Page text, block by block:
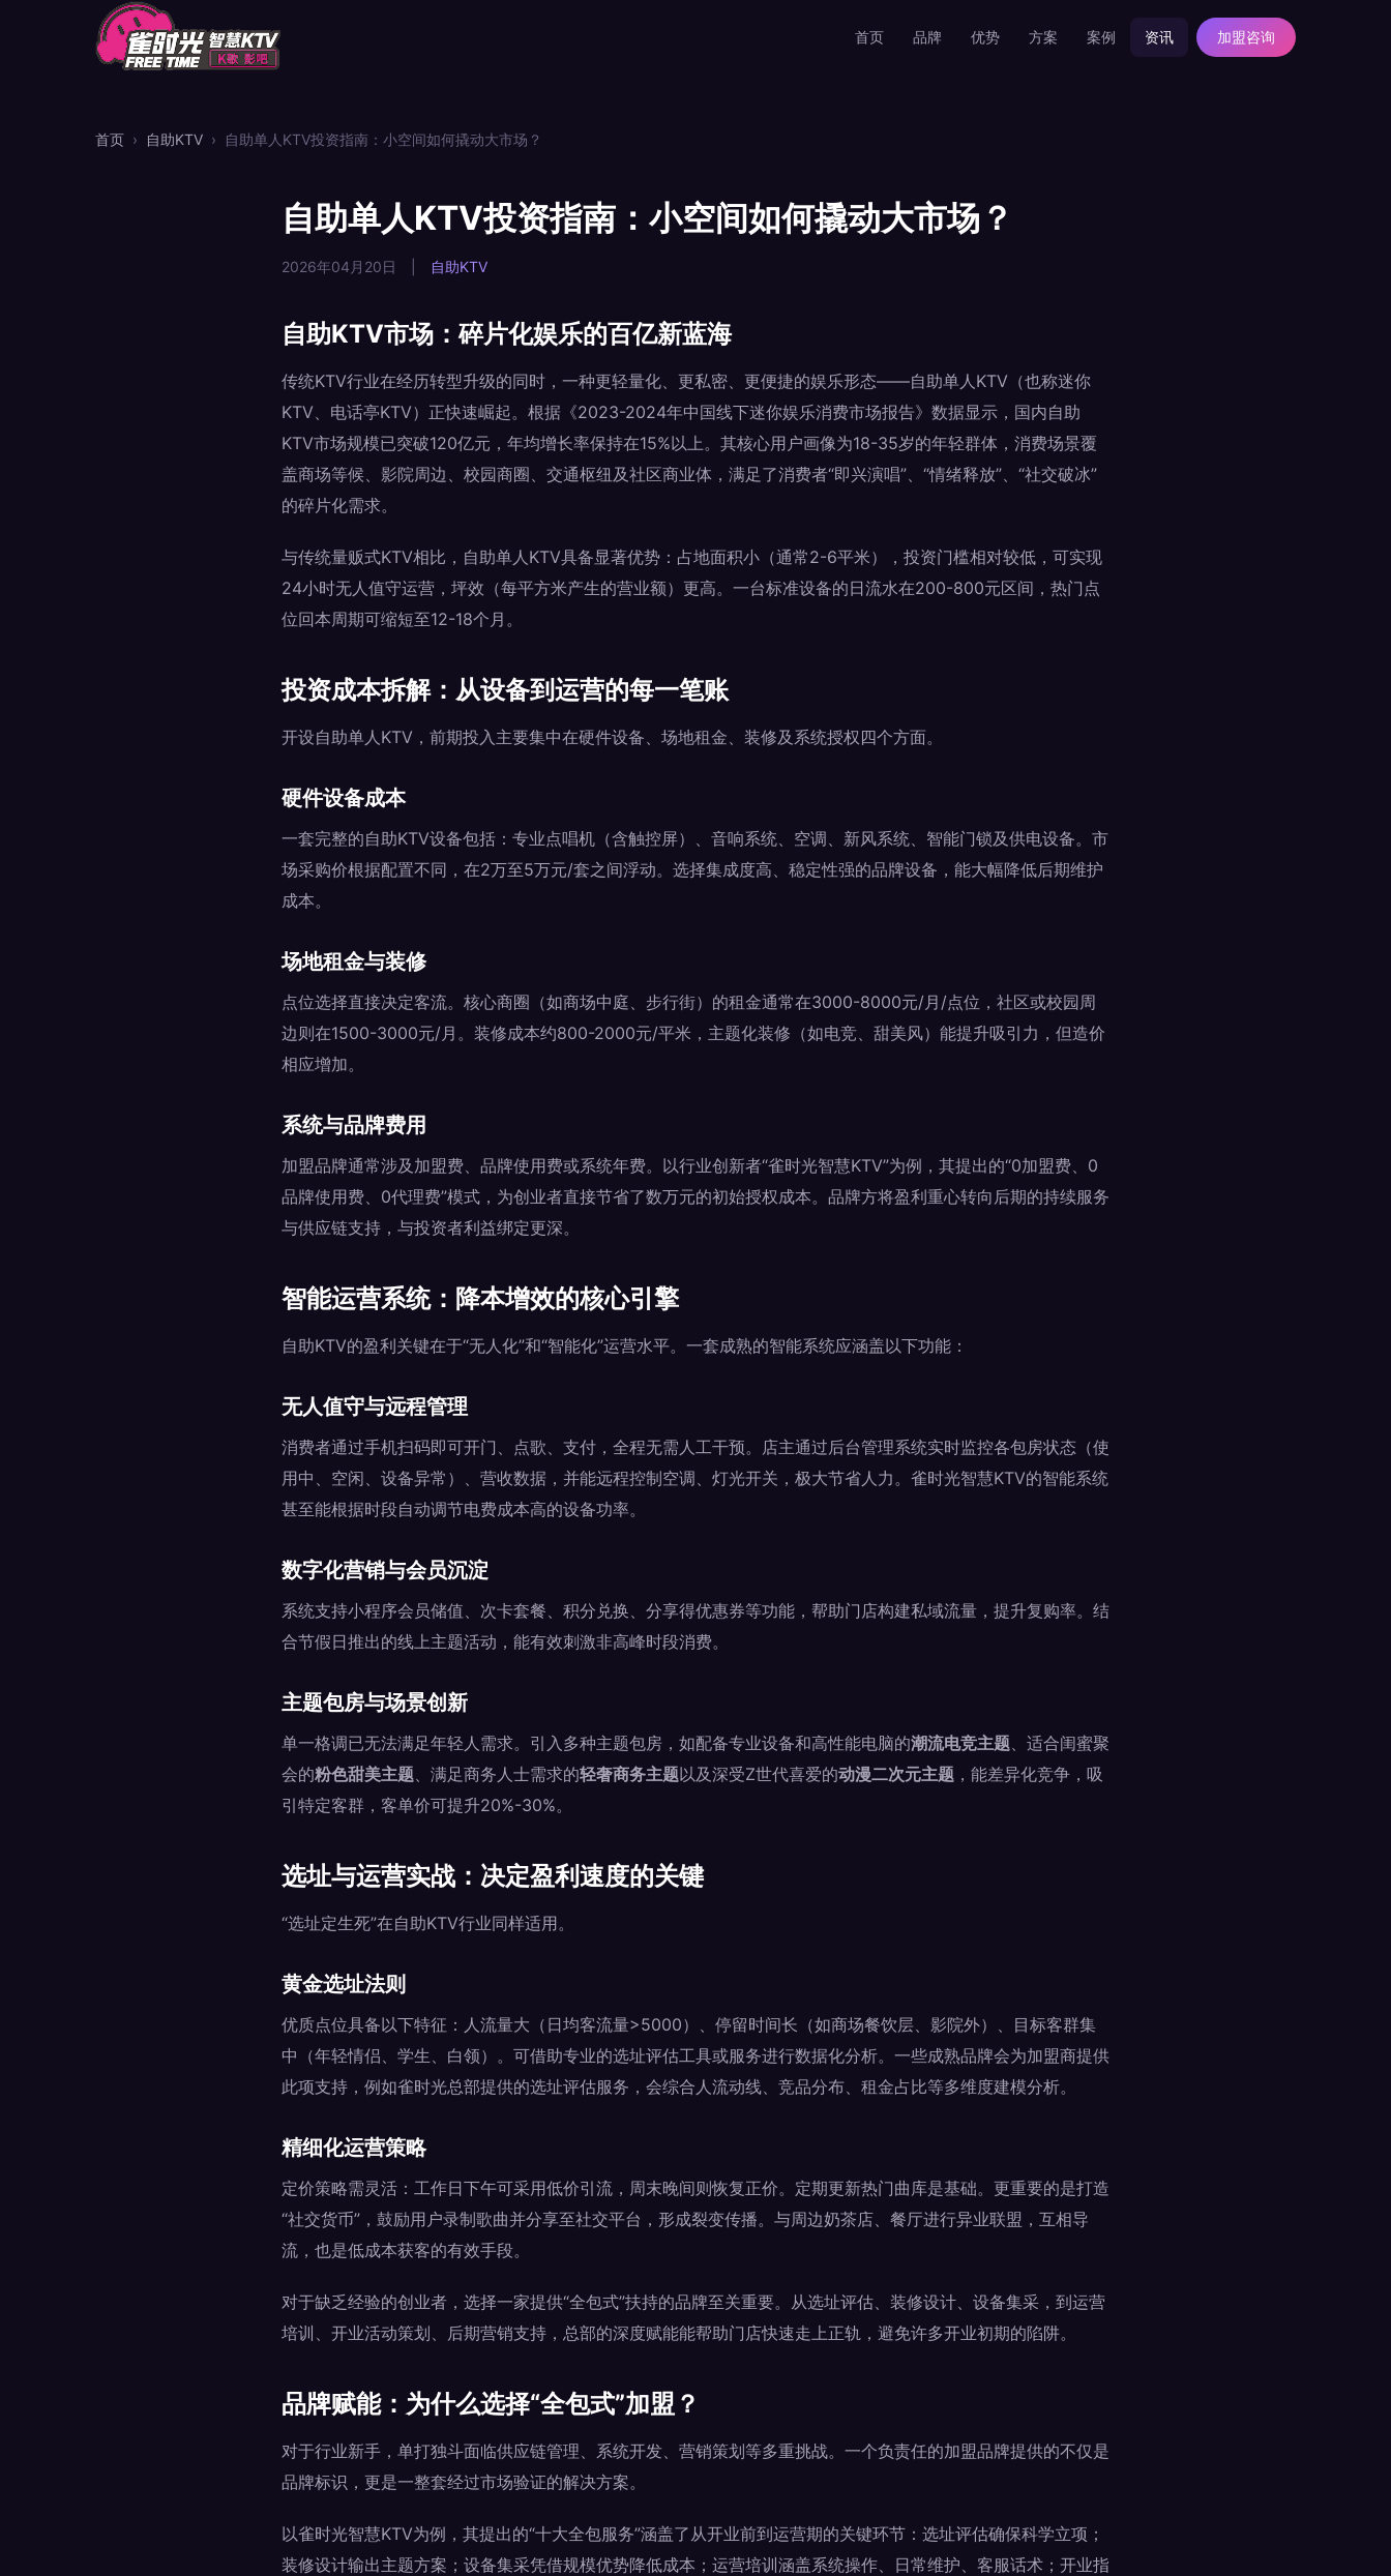
首页 品牌 优势 方案 案例 资讯 加盟咨询
首页 › 自助KTV › 自助单人KTV投资指南：小空间如何撬动大市场？
自助单人KTV投资指南：小空间如何撬动大市场？
2026年04月20日 自助KTV
自助KTV市场：碎片化娱乐的百亿新蓝海
传统KTV行业在经历转型升级的同时，一种更轻量化、更私密、更便捷的娱乐形态——自助单人KTV（也称迷你
KTV、电话亭KTV）正快速崛起。根据《2023-2024年中国线下迷你娱乐消费市场报告》数据显示，国内自助
KTV市场规模已突破120亿元，年均增长率保持在15%以上。其核心用户画像为18-35岁的年轻群体，消费场景覆
盖商场等候、影院周边、校园商圈、交通枢纽及社区商业体，满足了消费者“即兴演唱”、“情绪释放”、“社交破冰”
的碎片化需求。
与传统量贩式KTV相比，自助单人KTV具备显著优势：占地面积小（通常2-6平米），投资门槛相对较低，可实现
24小时无人值守运营，坪效（每平方米产生的营业额）更高。一台标准设备的日流水在200-800元区间，热门点
位回本周期可缩短至12-18个月。
投资成本拆解：从设备到运营的每一笔账
开设自助单人KTV，前期投入主要集中在硬件设备、场地租金、装修及系统授权四个方面。
硬件设备成本
一套完整的自助KTV设备包括：专业点唱机（含触控屏）、音响系统、空调、新风系统、智能门锁及供电设备。市
场采购价根据配置不同，在2万至5万元/套之间浮动。选择集成度高、稳定性强的品牌设备，能大幅降低后期维护
成本。
场地租金与装修
点位选择直接决定客流。核心商圈（如商场中庭、步行街）的租金通常在3000-8000元/月/点位，社区或校园周
边则在1500-3000元/月。装修成本约800-2000元/平米，主题化装修（如电竞、甜美风）能提升吸引力，但造价
相应增加。
系统与品牌费用
加盟品牌通常涉及加盟费、品牌使用费或系统年费。以行业创新者“雀时光智慧KTV”为例，其提出的“0加盟费、0
品牌使用费、0代理费”模式，为创业者直接节省了数万元的初始授权成本。品牌方将盈利重心转向后期的持续服务
与供应链支持，与投资者利益绑定更深。
智能运营系统：降本增效的核心引擎
自助KTV的盈利关键在于“无人化”和“智能化”运营水平。一套成熟的智能系统应涵盖以下功能：
无人值守与远程管理
消费者通过手机扫码即可开门、点歌、支付，全程无需人工干预。店主通过后台管理系统实时监控各包房状态（使
用中、空闲、设备异常）、营收数据，并能远程控制空调、灯光开关，极大节省人力。雀时光智慧KTV的智能系统
甚至能根据时段自动调节电费成本高的设备功率。
数字化营销与会员沉淀
系统支持小程序会员储值、次卡套餐、积分兑换、分享得优惠券等功能，帮助门店构建私域流量，提升复购率。结
合节假日推出的线上主题活动，能有效刺激非高峰时段消费。
主题包房与场景创新
单一格调已无法满足年轻人需求。引入多种主题包房，如配备专业设备和高性能电脑的潮流电竞主题、适合闺蜜聚
会的粉色甜美主题、满足商务人士需求的轻奢商务主题以及深受Z世代喜爱的动漫二次元主题 ，能差异化竞争，吸
引特定客群，客单价可提升20%-30%。
选址与运营实战：决定盈利速度的关键
“选址定生死”在自助KTV行业同样适用。
黄金选址法则
优质点位具备以下特征：人流量大（日均客流量>5000）、停留时间长（如商场餐饮层、影院外）、目标客群集
中（年轻情侣、学生、白领）。可借助专业的选址评估工具或服务进行数据化分析。一些成熟品牌会为加盟商提供
此项支持，例如雀时光总部提供的选址评估服务，会综合人流动线、竞品分布、租金占比等多维度建模分析。
精细化运营策略
定价策略需灵活：工作日下午可采用低价引流，周末晚间则恢复正价。定期更新热门曲库是基础。更重要的是打造
“社交货币”，鼓励用户录制歌曲并分享至社交平台，形成裂变传播。与周边奶茶店、餐厅进行异业联盟，互相导
流，也是低成本获客的有效手段。
对于缺乏经验的创业者，选择一家提供“全包式”扶持的品牌至关重要。从选址评估、装修设计、设备集采，到运营
培训、开业活动策划、后期营销支持，总部的深度赋能能帮助门店快速走上正轨，避免许多开业初期的陷阱。
品牌赋能：为什么选择“全包式”加盟？
对于行业新手，单打独斗面临供应链管理、系统开发、营销策划等多重挑战。一个负责任的加盟品牌提供的不仅是
品牌标识，更是一整套经过市场验证的解决方案。
以雀时光智慧KTV为例，其提出的“十大全包服务”涵盖了从开业前到运营期的关键环节：选址评估确保科学立项；
装修设计输出主题方案；设备集采凭借规模优势降低成本；运营培训涵盖系统操作、日常维护、客服话术；开业指